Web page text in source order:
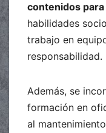
contenidos
habilidades
trabajo en
responsabilidad.
Además, se
formación en
al